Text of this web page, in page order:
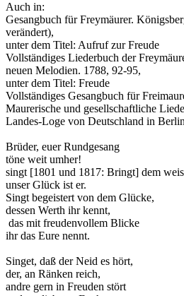
Auch in:
Gesangbuch für Freymäurer.
verändert),
unter dem Titel: Aufruf zur Freude
Vollständiges Liederbuch der
neuen Melodien. 1788, 92-95,
unter dem Titel: Freude
Vollständiges Gesangbuch für
Maurerische und gesellschaftliche
Landes-Loge von Deutschland in
Brüder, euer Rundgesang
töne weit umher!
singt [1801 und 1817: Bringt] dem
unser Glück ist er.
Singt begeistert von dem Glücke,
dessen Werth ihr kennt,
das mit freudenvollem Blicke
ihr das Eure nennt.
Singet, daß der Neid es hört,
der, an Ränken reich,
andre gern in Freuden stört